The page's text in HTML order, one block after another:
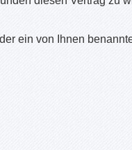
ein von Ihnen